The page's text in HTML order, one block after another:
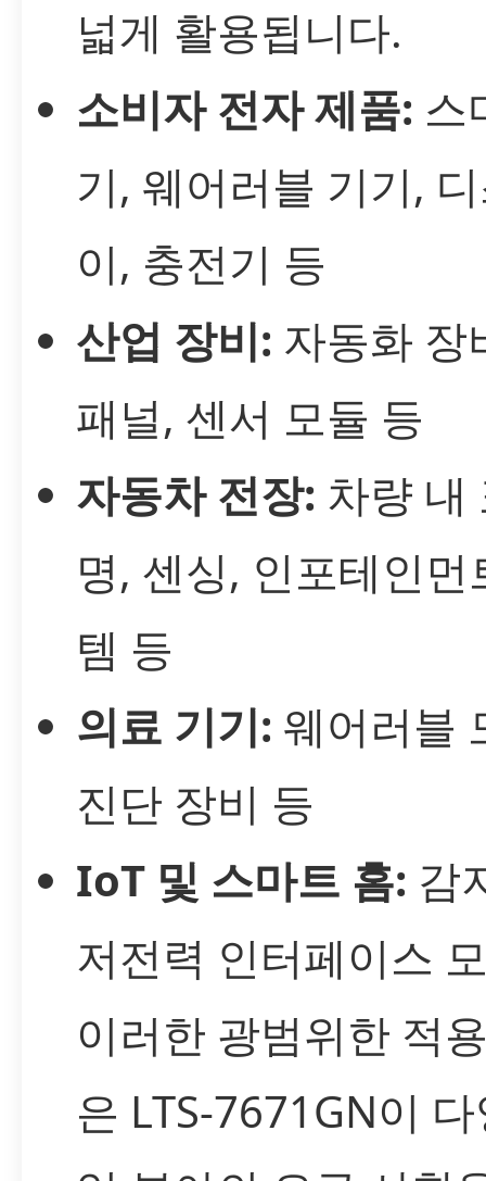
넓게 활용됩니다.
소비자 전자 제품: 스
기, 웨어러블 기기,
이, 충전기 등
산업 장비: 자동화 장
패널, 센서 모듈 등
자동차 전장: 차량 내
명, 센싱, 인포테인먼
템 등
의료 기기: 웨어러블
진단 장비 등
IoT 및 스마트 홈: 감
저전력 인터페이스
이러한 광범위한 적
은 LTS-7671GN이